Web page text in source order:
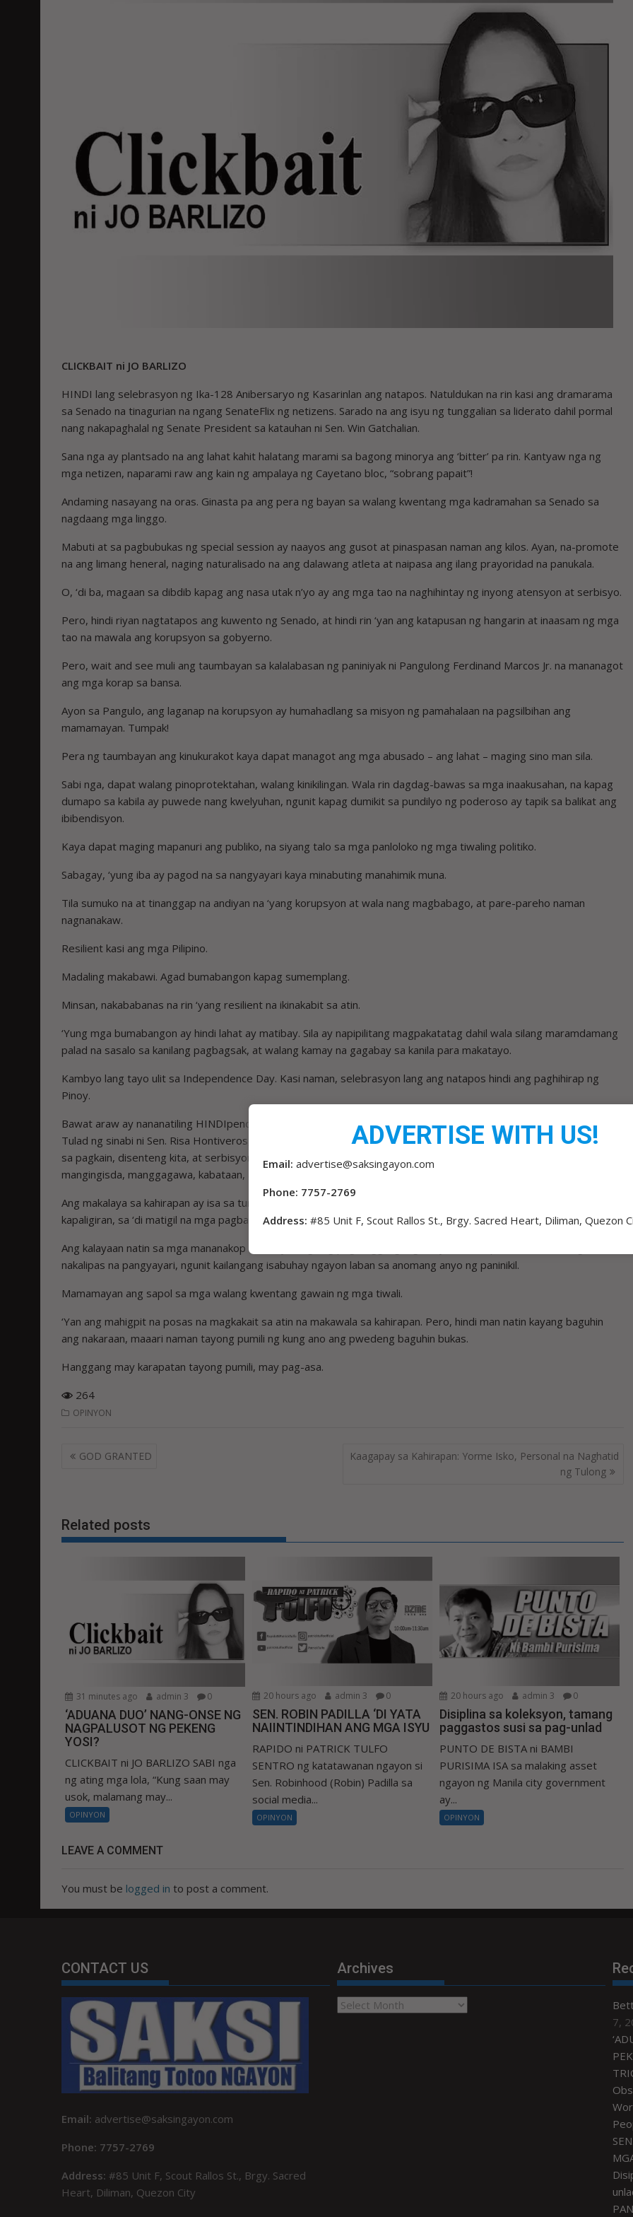
CLICKBAIT ni JO BARLIZO
HINDI lang selebrasyon ng Ika-128 Anibersaryo ng Kasarinlan ang natapos. Natuldukan na rin kasi ang dramarama
sa Senado na tinagurian na ngang SenateFlix ng netizens. Sarado na ang isyu ng tunggalian sa liderato dahil pormal
nang nakapaghalal ng Senate President sa katauhan ni Sen. Win Gatchalian.
Sana nga ay plantsado na ang lahat kahit halatang marami sa bagong minorya ang ‘bitter’ pa rin. Kantyaw nga ng
mga netizen, naparami raw ang kain ng ampalaya ng Cayetano bloc, “sobrang papait”!
Andaming nasayang na oras. Ginasta pa ang pera ng bayan sa walang kwentang mga kadramahan sa Senado sa
nagdaang mga linggo.
Mabuti at sa pagbubukas ng special session ay naayos ang gusot at pinaspasan naman ang kilos. Ayan, na-promote
na ang limang heneral, naging naturalisado na ang dalawang atleta at naipasa ang ilang prayoridad na panukala.
O, ‘di ba, magaan sa dibdib kapag ang nasa utak n’yo ay ang mga tao na naghihintay ng inyong atensyon at serbisyo.
Pero, hindi riyan nagtatapos ang kuwento ng Senado, at hindi rin ‘yan ang katapusan ng hangarin at inaasam ng mga
tao na mawala ang korupsyon sa gobyerno.
Pero, wait and see muli ang taumbayan sa kalalabasan ng paniniyak ni Pangulong Ferdinand Marcos Jr. na mananagot
ang mga korap sa bansa.
Ayon sa Pangulo, ang laganap na korupsyon ay humahadlang sa misyon ng pamahalaan na pagsilbihan ang
mamamayan. Tumpak!
Pera ng taumbayan ang kinukurakot kaya dapat managot ang mga abusado – ang lahat – maging sino man sila.
Sabi nga, dapat walang pinoprotektahan, walang kinikilingan. Wala rin dagdag-bawas sa mga inaakusahan, na kapag
dumapo sa kabila ay puwede nang kwelyuhan, ngunit kapag dumikit sa pundilyo ng poderoso ay tapik sa balikat ang
ibibendisyon.
Kaya dapat maging mapanuri ang publiko, na siyang talo sa mga panloloko ng mga tiwaling politiko.
Sabagay, ‘yung iba ay pagod na sa nangyayari kaya minabuting manahimik muna.
Tila sumuko na at tinanggap na andiyan na ‘yang korupsyon at wala nang magbabago, at pare-pareho naman
nagnanakaw.
Resilient kasi ang mga Pilipino.
Madaling makabawi. Agad bumabangon kapag sumemplang.
Minsan, nakababanas na rin ‘yang resilient na ikinakabit sa atin.
‘Yung mga bumabangon ay hindi lahat ay matibay. Sila ay napipilitang magpakatatag dahil wala silang maramdamang
palad na sasalo sa kanilang pagbagsak, at walang kamay na gagabay sa kanila para makatayo.
Kambyo lang tayo ulit sa Independence Day. Kasi naman, selebrasyon lang ang natapos hindi ang paghihirap ng
Pinoy.
Bawat araw ay nananatiling HINDIpendence dahil nakagapos pa rin ang mga Pilipino sa iba’t ibang klase ng tanikala.
Tulad ng sinabi ni Sen. Risa Hontiveros, hindi pa ganap ang kalayaan kung may milyon-milyong pamilyang kinakapos
sa pagkain, disenteng kita, at serbisyong medikal, at hindi lubos ang ating kalayaan kung ang magsasaka,
mangingisda, manggagawa, kabataan, at mga biktima ng sakuna ay napag-iiwanan.
Ang makalaya sa kahirapan ay isa sa tunay na simbolo ng kasarinlan. Ang makahulagpos sa nakasusulasok na
kapaligiran, sa ‘di matigil na mga pagbaha, at higit sa lahat – korupsyon – ay malinaw na kahulugan ng kalayaan.
Ang kalayaan natin sa mga mananakop noon ay bunga ng pagtanggi ng mga bayani na mapatahimik. Isa itong
nakalipas na pangyayari, ngunit kailangang isabuhay ngayon laban sa anomang anyo ng paninikil.
Mamamayan ang sapol sa mga walang kwentang gawain ng mga tiwali.
‘Yan ang mahigpit na posas na magkakait sa atin na makawala sa kahirapan. Pero, hindi man natin kayang baguhin
ang nakaraan, maaari naman tayong pumili ng kung ano ang pwedeng baguhin bukas.
Hanggang may karapatan tayong pumili, may pag-asa.
264
OPINYON
Post
GOD GRANTED
Kaagapay sa Kahirapan: Yorme Isko, Personal na Naghatid
ng Tulong
Related posts
31 minutes ago admin 3 0
‘ADUANA DUO’ NANG-ONSE NG
NAGPALUSOT NG PEKENG
YOSI?
CLICKBAIT ni JO BARLIZO SABI nga
ng ating mga lola, “Kung saan may
usok, malamang may...
OPINYON
20 hours ago admin 3 0
SEN. ROBIN PADILLA ‘DI YATA
NAIINTINDIHAN ANG MGA ISYU
RAPIDO ni PATRICK TULFO
SENTRO ng katatawanan ngayon si
Sen. Robinhood (Robin) Padilla sa
social media...
OPINYON
20 hours ago admin 3 0
Disiplina sa koleksyon, tamang
paggastos susi sa pag-unlad
PUNTO DE BISTA ni BAMBI
PURISIMA ISA sa malaking asset
ngayon ng Manila city government
ay...
OPINYON
LEAVE A COMMENT
You must be logged in to post a comment.
CONTACT US
Email: advertise@saksingayon.com
Phone: 7757-2769
Address: #85 Unit F, Scout Rallos St., Brgy. Sacred
Heart, Diliman, Quezon City
Archives
Archives
7,
ADVERTISE WITH US!
Email: advertise@saksingayon.com
Phone: 7757-2769
Address: #85 Unit F, Scout Rallos St., Brgy. Sacred Heart, Diliman, Quezon